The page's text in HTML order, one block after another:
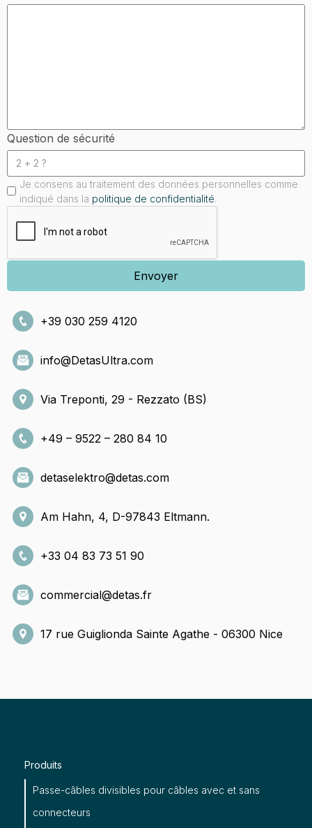
Question de sécurité
Je consens au traitement des données personnelles comme
indiqué dans la politique de confidentialité.
+39 030 259 4120
info@DetasUltra.com
Via Treponti, 29 - Rezzato (BS)
+49 – 9522 – 280 84 10
detaselektro@detas.com
Am Hahn, 4, D-97843 Eltmann.
+33 04 83 73 51 90
commercial@detas.fr
17 rue Guiglionda Sainte Agathe - 06300 Nice
Produits
Passe-câbles divisibles pour câbles avec et sans
connecteurs